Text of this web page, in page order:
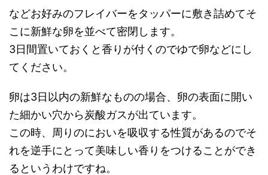
などお好みのフレイバーをタッパーに敷き詰めてそ
こに新鮮な卵を並べて密閉します。
3日間置いておくと香りが付くのでゆで卵などにし
てください。
卵は3日以内の新鮮なものの場合、卵の表面に開い
た細かい穴から炭酸ガスが出ています。
この時、周りのにおいを吸収する性質があるのでそ
れを逆手にとって美味しい香りをつけることができ
るというわけですね。